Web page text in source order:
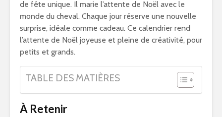
de fête unique. Il marie l’attente de Noël avec le
monde du cheval. Chaque jour réserve une nouvelle
surprise, idéale comme cadeau. Ce calendrier rend
l’attente de Noël joyeuse et pleine de créativité, pour
petits et grands.
TABLE DES MATIÈRES
À Retenir